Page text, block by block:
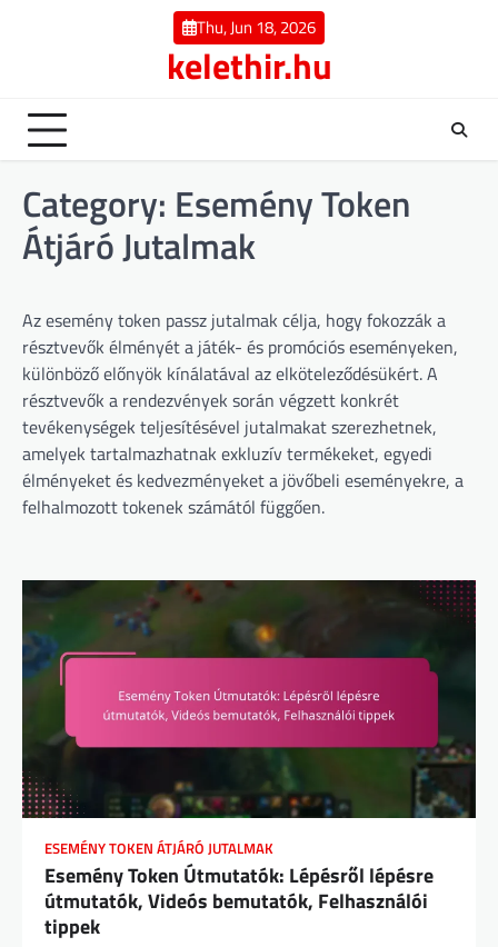
Thu, Jun 18, 2026
kelethir.hu
Category: Esemény Token
Átjáró Jutalmak
Az esemény token passz jutalmak célja, hogy fokozzák a
résztvevők élményét a játék- és promóciós eseményeken,
különböző előnyök kínálatával az elköteleződésükért. A
résztvevők a rendezvények során végzett konkrét
tevékenységek teljesítésével jutalmakat szerezhetnek,
amelyek tartalmazhatnak exkluzív termékeket, egyedi
élményeket és kedvezményeket a jövőbeli eseményekre, a
felhalmozott tokenek számától függően.
ESEMÉNY TOKEN ÁTJÁRÓ JUTALMAK
Esemény Token Útmutatók: Lépésről lépésre
útmutatók, Videós bemutatók, Felhasználói
tippek